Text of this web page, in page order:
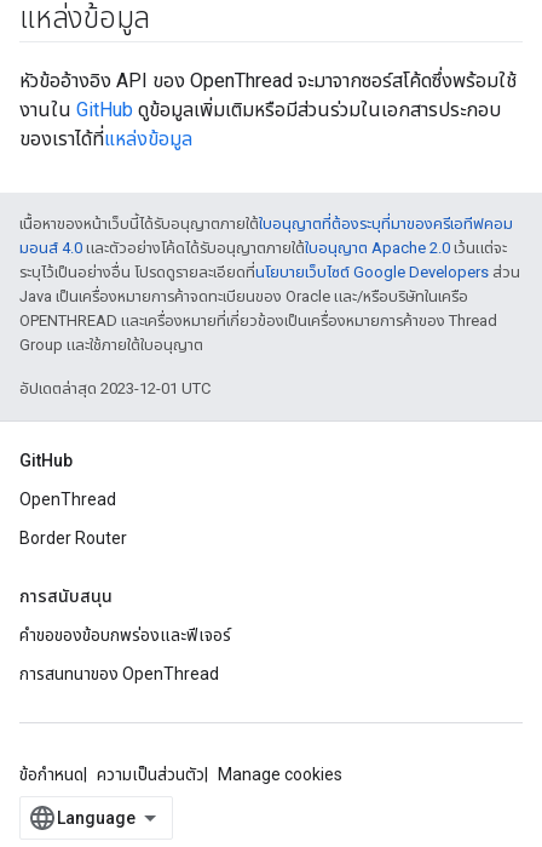
แหล่งข้อมูล
หัวข้ออ้างอิง API ของ OpenThread จะมาจากซอร์สโค้ดซึ่งพร้อมใช้
งานใน GitHub ดูข้อมูลเพิ่มเติมหรือมีส่วนร่วมในเอกสารประกอบ
ของเราได้ที่แหล่งข้อมูล
เนื้อหาของหน้าเว็บนี้ได้รับอนุญาตภายใต้ใบอนุญาตที่ต้องระบุที่มาของครีเอทีฟคอม
มอนส์ 4.0 และตัวอย่างโค้ดได้รับอนุญาตภายใต้ใบอนุญาต Apache 2.0 เว้นแต่จะ
ระบุไว้เป็นอย่างอื่น โปรดดูรายละเอียดที่นโยบายเว็บไซต์ Google Developers ส่วน
Java เป็นเครื่องหมายการค้าจดทะเบียนของ Oracle และ/หรือบริษัทในเครือ
OPENTHREAD และเครื่องหมายที่เกี่ยวข้องเป็นเครื่องหมายการค้าของ Thread
Group และใช้ภายใต้ใบอนุญาต
อัปเดตล่าสุด 2023-12-01 UTC
GitHub
OpenThread
Border Router
การสนับสนุน
คำขอของข้อบกพร่องและฟีเจอร์
การสนทนาของ OpenThread
ข้อกำหนด ความเป็นส่วนตัว Manage cookies